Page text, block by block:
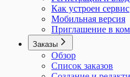
Как устроен сервис
Мобильная версия
Приглашение в
Заказы
Обзор
Список заказов